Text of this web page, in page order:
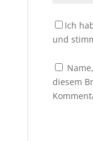
Ich
und
diesem